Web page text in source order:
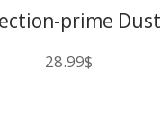
prime Dust
28.99$